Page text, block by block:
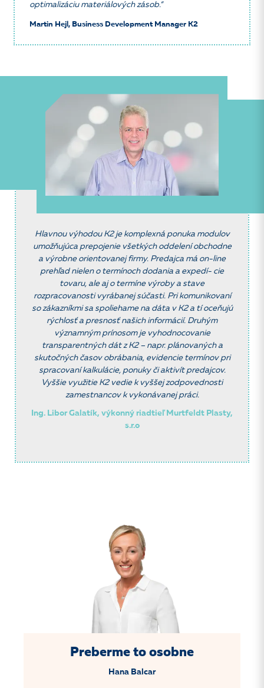
optimalizáciu materiálových zásob.“
Martin Hejl, Business Development Manager K2
Hlavnou výhodou K2 je komplexná ponuka modulov
umožňujúca prepojenie všetkých oddelení obchodne
a výrobne orientovanej firmy. Predajca má on-line
prehľad nielen o termínoch dodania a expedí- cie
tovaru, ale aj o termíne výroby a stave
rozpracovanosti vyrábanej súčasti. Pri komunikovaní
so zákazníkmisa spoliehame na dáta v K2 a tí oceňujú
rýchlosť a presnosť našich informácií. Druhým
významným prínosom je vyhodnocovanie
transparentných dát z K2 – napr. plánovaných a
skutočných časov obrábania, evidencie termínov pri
spracovaní kalkulácie, ponuky či aktivít predajcov.
Vyššie využitie K2 vedie k vyššej zodpovednosti
zamestnancov k vykonávanejpráci.
Ing. Libor Galatík, výkonný riadtieľ Murtfeldt Plasty,
s.r.o
Preberme to osobne
Hana Balcar